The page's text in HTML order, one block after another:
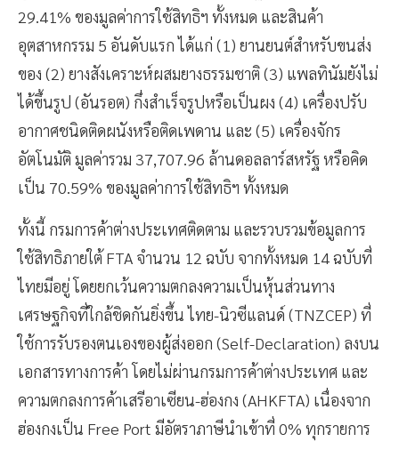
29.41% ของมูลค่าการใช้สิทธิฯ ทั้งหมด และสินค้า
อุตสาหกรรม 5 อันดับแรก ได้แก่ (1) ยานยนต์สำหรับขนส่ง
ของ (2) ยางสังเคราะห์ผสมยางธรรมชาติ (3) แพลทินัมยังไม่
ได้ขึ้นรูป (อันรอต) กึ่งสำเร็จรูปหรือเป็นผง (4) เครื่องปรับ
อากาศชนิดติดผนังหรือติดเพดาน และ (5) เครื่องจักร
อัตโนมัติ มูลค่ารวม 37,707.96 ล้านดอลลาร์สหรัฐ หรือคิด
เป็น 70.59% ของมูลค่าการใช้สิทธิฯ ทั้งหมด
ทั้งนี้ กรมการค้าต่างประเทศติดตาม และรวบรวมข้อมูลการ
ใช้สิทธิภายใต้ FTA จำนวน 12 ฉบับ จากทั้งหมด 14 ฉบับที่
ไทยมีอยู่ โดยยกเว้นความตกลงความเป็นหุ้นส่วนทาง
เศรษฐกิจที่ใกล้ชิดกันยิ่งขึ้น ไทย-นิวซีแลนด์ (TNZCEP) ที่
ใช้การรับรองตนเองของผู้ส่งออก (Self-Declaration) ลงบน
เอกสารทางการค้า โดยไม่ผ่านกรมการค้าต่างประเทศ และ
ความตกลงการค้าเสรีอาเซียน-ฮ่องกง (AHKFTA) เนื่องจาก
ฮ่องกงเป็น Free Port มีอัตราภาษีนำเข้าที่ 0% ทุกรายการ